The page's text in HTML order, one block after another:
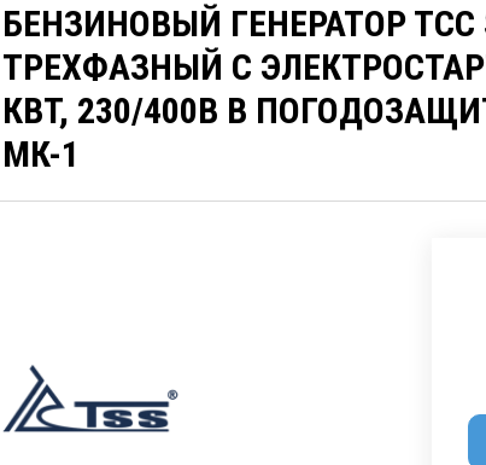
БЕНЗИНОВЫЙ ГЕНЕРАТОР ТСС
ТРЕХФАЗНЫЙ С
КВТ, 230/400В В
МК-1